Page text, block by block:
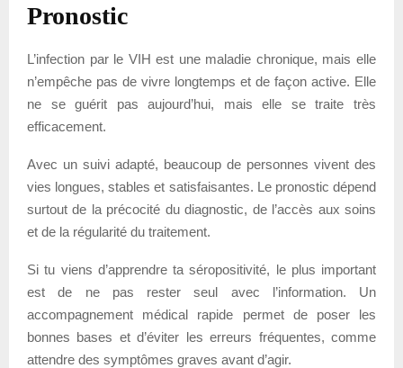
Pronostic
L’infection par le VIH est une maladie chronique, mais elle
n’empêche pas de vivre longtemps et de façon active. Elle
ne se guérit pas aujourd’hui, mais elle se traite très
efficacement.
Avec un suivi adapté, beaucoup de personnes vivent des
vies longues, stables et satisfaisantes. Le pronostic dépend
surtout de la précocité du diagnostic, de l’accès aux soins
et de la régularité du traitement.
Si tu viens d’apprendre ta séropositivité, le plus important
est de ne pas rester seul avec l’information. Un
accompagnement médical rapide permet de poser les
bonnes bases et d’éviter les erreurs fréquentes, comme
attendre des symptômes graves avant d’agir.